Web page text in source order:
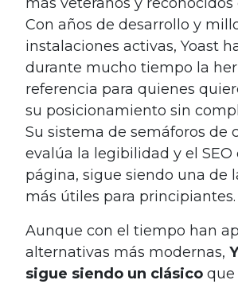
Con años de desarrollo y
instalaciones activas, Yoast
durante mucho tiempo la
referencia para quienes
su posicionamiento sin
Su sistema de semáforos de
evalúa la legibilidad y el SEO
página, sigue siendo una de
más útiles para principiantes.
Aunque con el tiempo han
alternativas más modernas,
sigue siendo un clásico que